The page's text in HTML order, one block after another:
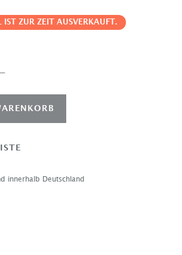
IST ZUR ZEIT AUSVERKAUFT.
innerhalb Deutschland